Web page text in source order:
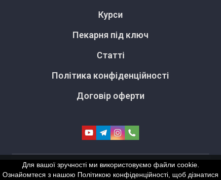
Курси
Пекарня під ключ
Статті
Політика конфіденційності
Договір оферти
Для вашої зручності ми використовуємо файли cookie.
Ознайомтеся з нашою Політикою конфіденційності, щоб дізнатися